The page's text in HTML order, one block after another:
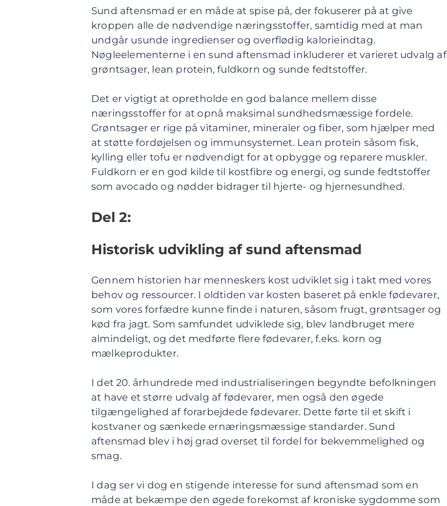
Sund aftensmad er en måde at spise på, der fokuserer på at give
kroppen alle de nødvendige næringsstoffer, samtidig med at man
undgår usunde ingredienser og overflødig kalorieindtag.
Nøgleelementerne i en sund aftensmad inkluderer et varieret udvalg af
grøntsager, lean protein, fuldkorn og sunde fedtstoffer.
Det er vigtigt at opretholde en god balance mellem disse
næringsstoffer for at opnå maksimal sundhedsmæssige fordele.
Grøntsager er rige på vitaminer, mineraler og fiber, som hjælper med
at støtte fordøjelsen og immunsystemet. Lean protein såsom fisk,
kylling eller tofu er nødvendigt for at opbygge og reparere muskler.
Fuldkorn er en god kilde til kostfibre og energi, og sunde fedtstoffer
som avocado og nødder bidrager til hjerte- og hjernesundhed.
Del 2:
Historisk udvikling af sund aftensmad
Gennem historien har menneskers kost udviklet sig i takt med vores
behov og ressourcer. I oldtiden var kosten baseret på enkle fødevarer,
som vores forfædre kunne finde i naturen, såsom frugt, grøntsager og
kød fra jagt. Som samfundet udviklede sig, blev landbruget mere
almindeligt, og det medførte flere fødevarer, f.eks. korn og
mælkeprodukter.
I det 20. århundrede med industrialiseringen begyndte befolkningen
at have et større udvalg af fødevarer, men også den øgede
tilgængelighed af forarbejdede fødevarer. Dette førte til et skift i
kostvaner og sænkede ernæringsmæssige standarder. Sund
aftensmad blev i høj grad overset til fordel for bekvemmelighed og
smag.
I dag ser vi dog en stigende interesse for sund aftensmad som en
måde at bekæmpe den øgede forekomst af kroniske sygdomme som